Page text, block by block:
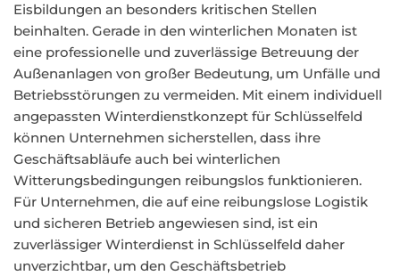
Eisbildungen an besonders kritischen Stellen
beinhalten. Gerade in den winterlichen Monaten ist
eine professionelle und zuverlässige Betreuung der
Außenanlagen von großer Bedeutung, um Unfälle und
Betriebsstörungen zu vermeiden. Mit einem individuell
angepassten Winterdienstkonzept für Schlüsselfeld
können Unternehmen sicherstellen, dass ihre
Geschäftsabläufe auch bei winterlichen
Witterungsbedingungen reibungslos funktionieren.
Für Unternehmen, die auf eine reibungslose Logistik
und sicheren Betrieb angewiesen sind, ist ein
zuverlässiger Winterdienst in Schlüsselfeld daher
unverzichtbar, um den Geschäftsbetrieb